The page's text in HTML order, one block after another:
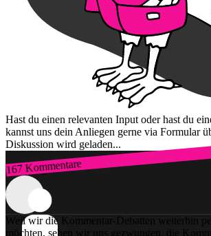
Hast du einen relevanten Input oder hast du
kannst uns dein Anliegen gerne via Formular
Diskussion wird geladen...
167 Kommentare
Zum Login
Weil wir die Kommentar-Debatten weiterhin
möchten, sehen wir uns gezwungen, die